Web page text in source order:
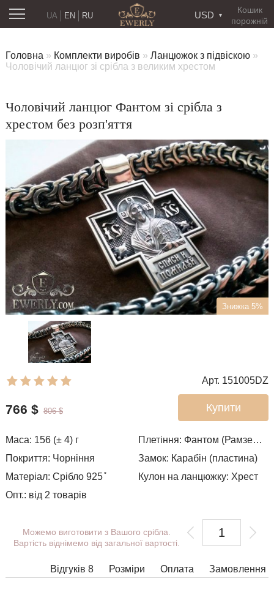
Кошик
порожній
USD
RU
UA EN
Головна » Комплекти виробів » Ланцюжок з підвіскою »
Чоловічий ланцюг зі срібла з великим хрестом
Чоловічий ланцюг Фантом зі срібла з
хрестом без розп'яття
Знижка 5%
Арт. 151005DZ
Купити
766 $ 806 $
Маса: 156 (± 4) г Плетіння: Фантом (Рамзес і подвійний струмок)
Покриття: Чорніння
Замок: Карабін (пластина)
Матеріал: Срібло 925 ̊
Кулон на ланцюжку: Хрест
Опт.: від 2 товарів
Можемо виготовити з Вашого срібла.
Вартість віднімемо від загальної вартості.
Відгуків 8 Замовлення
Оплата
Розміри